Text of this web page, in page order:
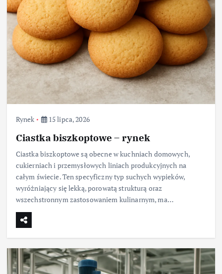
Rynek 15 lipca, 2026
Ciastka biszkoptowe – rynek
Ciastka biszkoptowe są obecne w kuchniach domowych,
cukierniach i przemysłowych liniach produkcyjnych na
całym świecie. Ten specyficzny typ suchych wypieków,
wyróżniający się lekką, porowatą strukturą oraz
wszechstronnym zastosowaniem kulinarnym, ma…